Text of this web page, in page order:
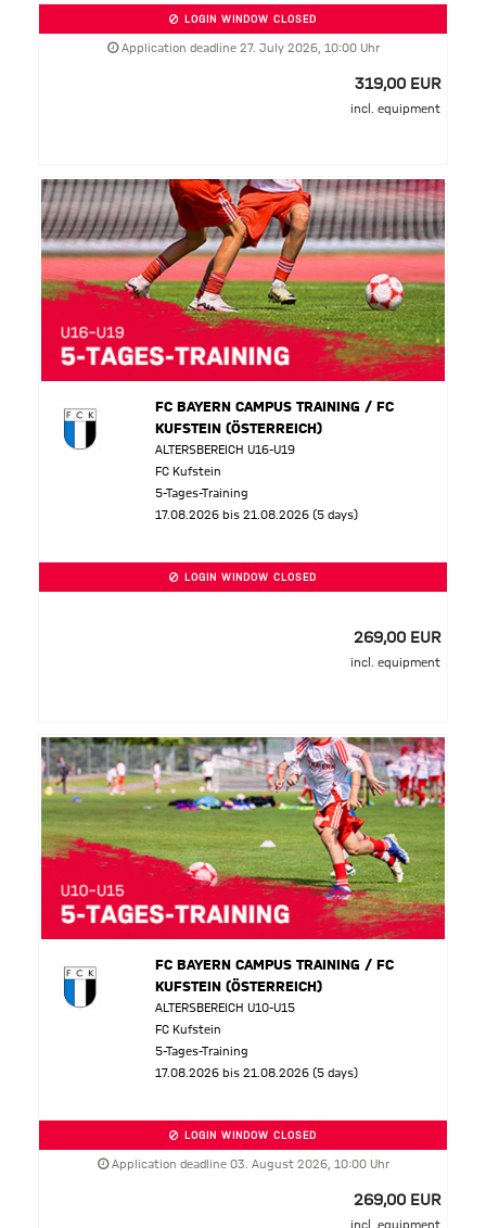
LOGIN WINDOW CLOSED
Application deadline 27. July 2026, 10:00 Uhr
319,00 EUR
incl. equipment
FC BAYERN CAMPUS TRAINING / FC
KUFSTEIN (ÖSTERREICH)
ALTERSBEREICH U16-U19
FC Kufstein
5-Tages-Training
17.08.2026 bis 21.08.2026 (5 days)
LOGIN WINDOW CLOSED
269,00 EUR
incl. equipment
FC BAYERN CAMPUS TRAINING / FC
KUFSTEIN (ÖSTERREICH)
ALTERSBEREICH U10-U15
FC Kufstein
5-Tages-Training
17.08.2026 bis 21.08.2026 (5 days)
LOGIN WINDOW CLOSED
Application deadline 03. August 2026, 10:00 Uhr
269,00 EUR
incl. equipment